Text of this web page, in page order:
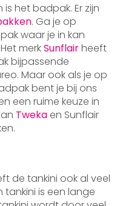
het badpak. Er zijn
. Ga je op
waar je in kan
merkSunflairheeft
bijpassende
Maar ook als je op
bent je bij ons
een ruime keuze in
Tweka en Sunflair
de tankini ook al veel
is een lange